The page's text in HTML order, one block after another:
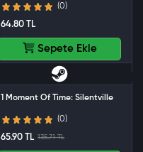
(0)
64.80 TL
Sepete Ekle
1 Moment Of Time: Silentville
(0)
135.71 TL
65.90 TL